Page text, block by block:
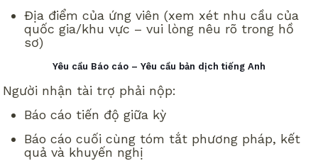
Địa điểm của ứng viên (xem xét nhu cầu của
quốc gia/khu vực – vui lòng nêu rõ trong hồ
sơ)
Yêu cầu Báo cáo – Yêu cầu bản dịch tiếng Anh
Người nhận tài trợ phải nộp:
Báo cáo tiến độ giữa kỳ
Báo cáo cuối cùng tóm tắt phương pháp, kết
quả và khuyến nghị